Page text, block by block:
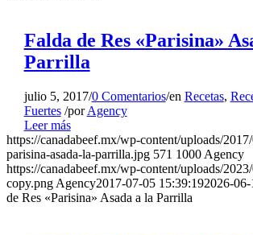
Falda de Res «Parisina»
Parrilla
julio 5, 2017/0 Comentarios/en Recetas,
Fuertes /porAgency
Leer más
https://canadabeef.mx/wp-content/uploads/
parisina-asada-la-parrilla.jpg 571 1000 Agency
https://canadabeef.mx/wp-content/uploads/
copy.png Agency2017-07-05 15:39:192026-06-
de Res «Parisina» Asada a la Parrilla